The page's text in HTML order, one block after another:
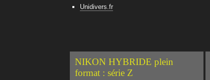
Unidivers.fr
NIKON HYBRIDE plein
format : série Z